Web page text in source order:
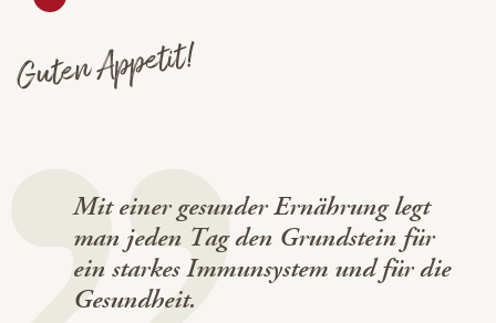
Guten Appetit!
Mit einer gesunder Ernährung legt
man jeden Tag den Grundstein für
ein starkes Immunsystem und für die
Gesundheit.